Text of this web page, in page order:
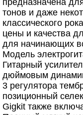
предназначена
тонов и даже
классического
цены и качества
для начинающих
Модель
Гитарный
дюймовым
3 регулятора
позиционный
Gigkit также